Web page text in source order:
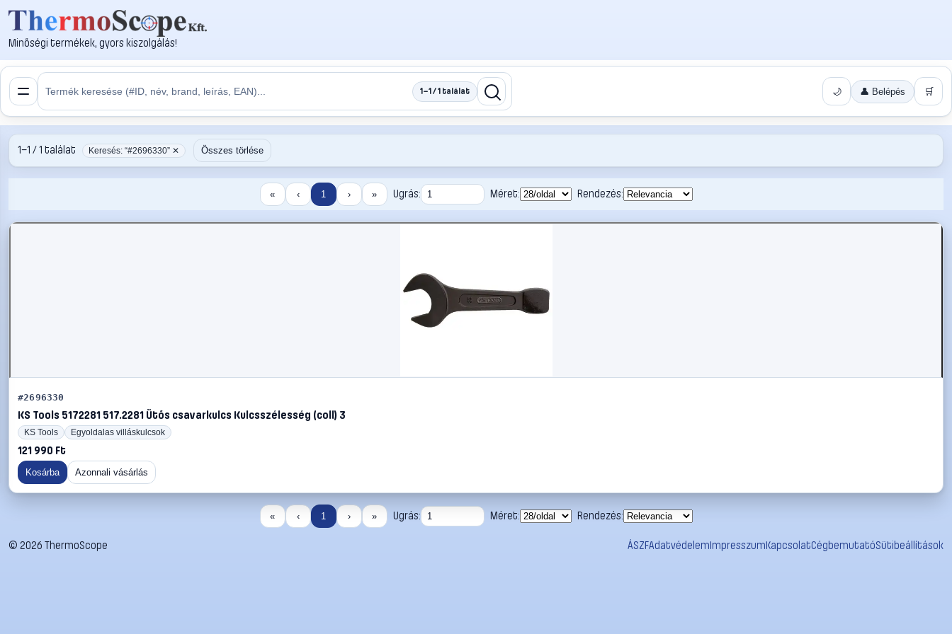
Minőségi termékek, gyors kiszolgálás!
1–1 / 1 találat 🌙 👤 Belépés 🛒
1–1 / 1 találat Keresés: “#2696330” ✕ Összes törlése
« ‹ 1 › » Ugrás: Méret: Rendezés:
#2696330
KS Tools 5172281 517.2281 Ütős csavarkulcs Kulcsszélesség (coll) 3
KS Tools Egyoldalas villáskulcsok
121 990 Ft
Kosárba Azonnali vásárlás
« ‹ 1 › » Ugrás: Méret: Rendezés:
© 2026 ThermoScope ÁSZFAdatvédelemImpresszumKapcsolatCégbemutatóSütibeállítások